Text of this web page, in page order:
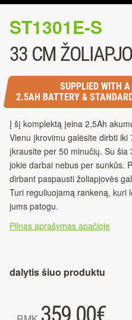
ST1301E-S
33 CM
SUPPLIED WITH A
2.5AH BATTERY &
Į šį komplektą įeina 2,5Ah
Vienu įkrovimu galėsite dirbti
įkrausite per 50 minučių. Su
jokie darbai nebus per sunkūs.
dirbant paspausti žoliapjovės
Turi reguliuojamą rankeną, kuri
jums patogu.
Pilnas aprašymas apačioje
dalytis šiuo produktu
359.00€